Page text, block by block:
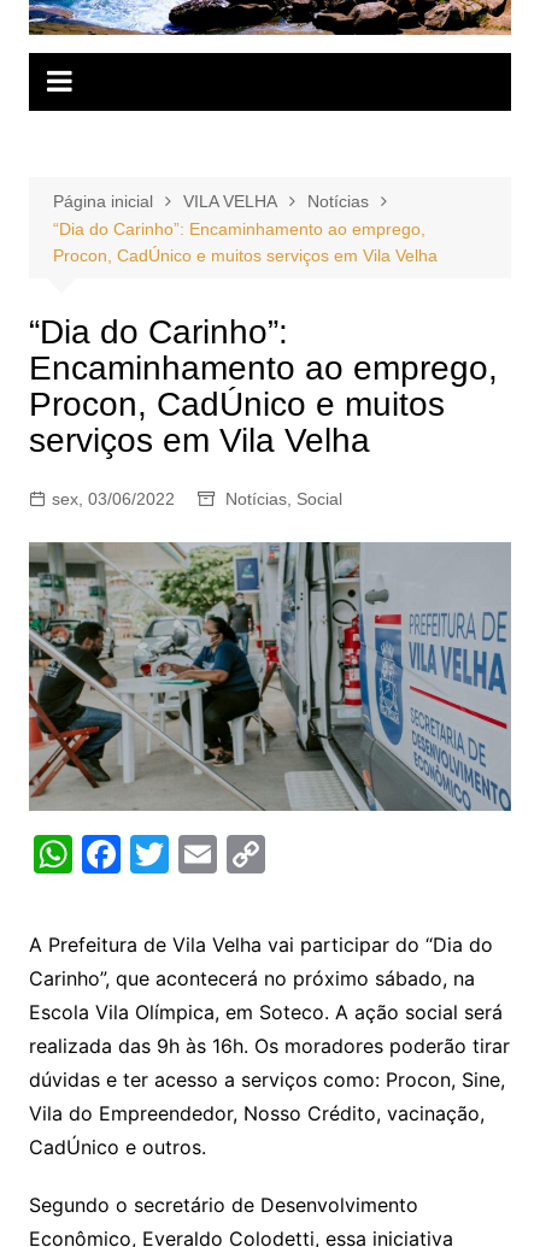
Página inicial VILA VELHA
Notícias
“Dia do Carinho”: Encaminhamento ao emprego,
Procon, CadÚnico e muitos serviços em Vila Velha
“Dia do Carinho”:
Encaminhamento ao emprego,
Procon, CadÚnico e muitos
serviços em Vila Velha
sex, 03/06/2022 Notícias, Social
W
at
s
A
p
p
F
c
e
b
o
o
k
T
itt
er
E
ai
l
C
p
y
Li
n
k
A Prefeitura de Vila Velha vai participar do “Dia do
Carinho”, que acontecerá no próximo sábado, na
Escola Vila Olímpica, em Soteco. A ação social será
realizada das 9h às 16h. Os moradores poderão tirar
dúvidas e ter acesso a serviços como: Procon, Sine,
Vila do Empreendedor, Nosso Crédito, vacinação,
CadÚnico e outros.
Segundo o secretário de Desenvolvimento
Econômico, Everaldo Colodetti, essa iniciativa